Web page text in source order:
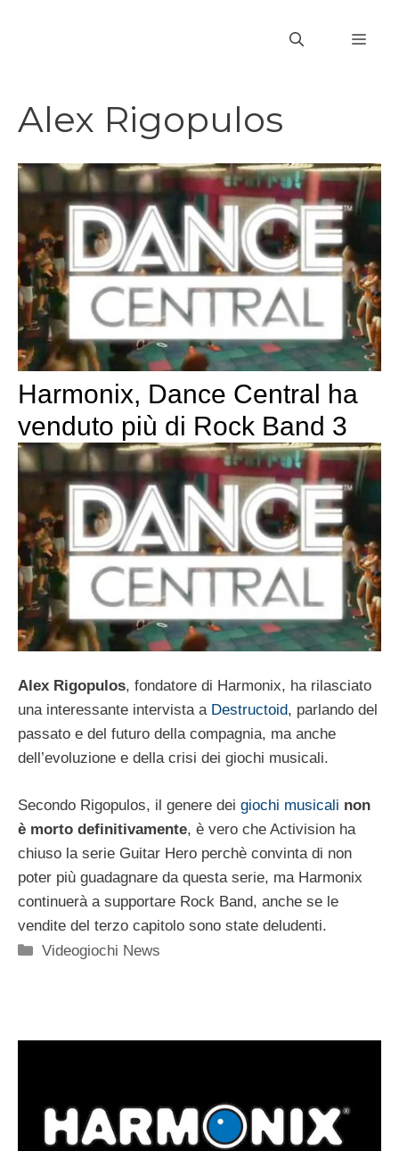
Alex Rigopulos
Harmonix, Dance Central ha
venduto più di Rock Band 3
Alex Rigopulos, fondatore di Harmonix, ha rilasciato
una interessante intervista a Destructoid, parlando del
passato e del futuro della compagnia, ma anche
dell’evoluzione e della crisi dei giochi musicali.
Secondo Rigopulos, il genere dei giochi musicali non
è morto definitivamente, è vero che Activision ha
chiuso la serie Guitar Hero perchè convinta di non
poter più guadagnare da questa serie, ma Harmonix
continuerà a supportare Rock Band, anche se le
vendite del terzo capitolo sono state deludenti.
Categorie
Videogiochi News